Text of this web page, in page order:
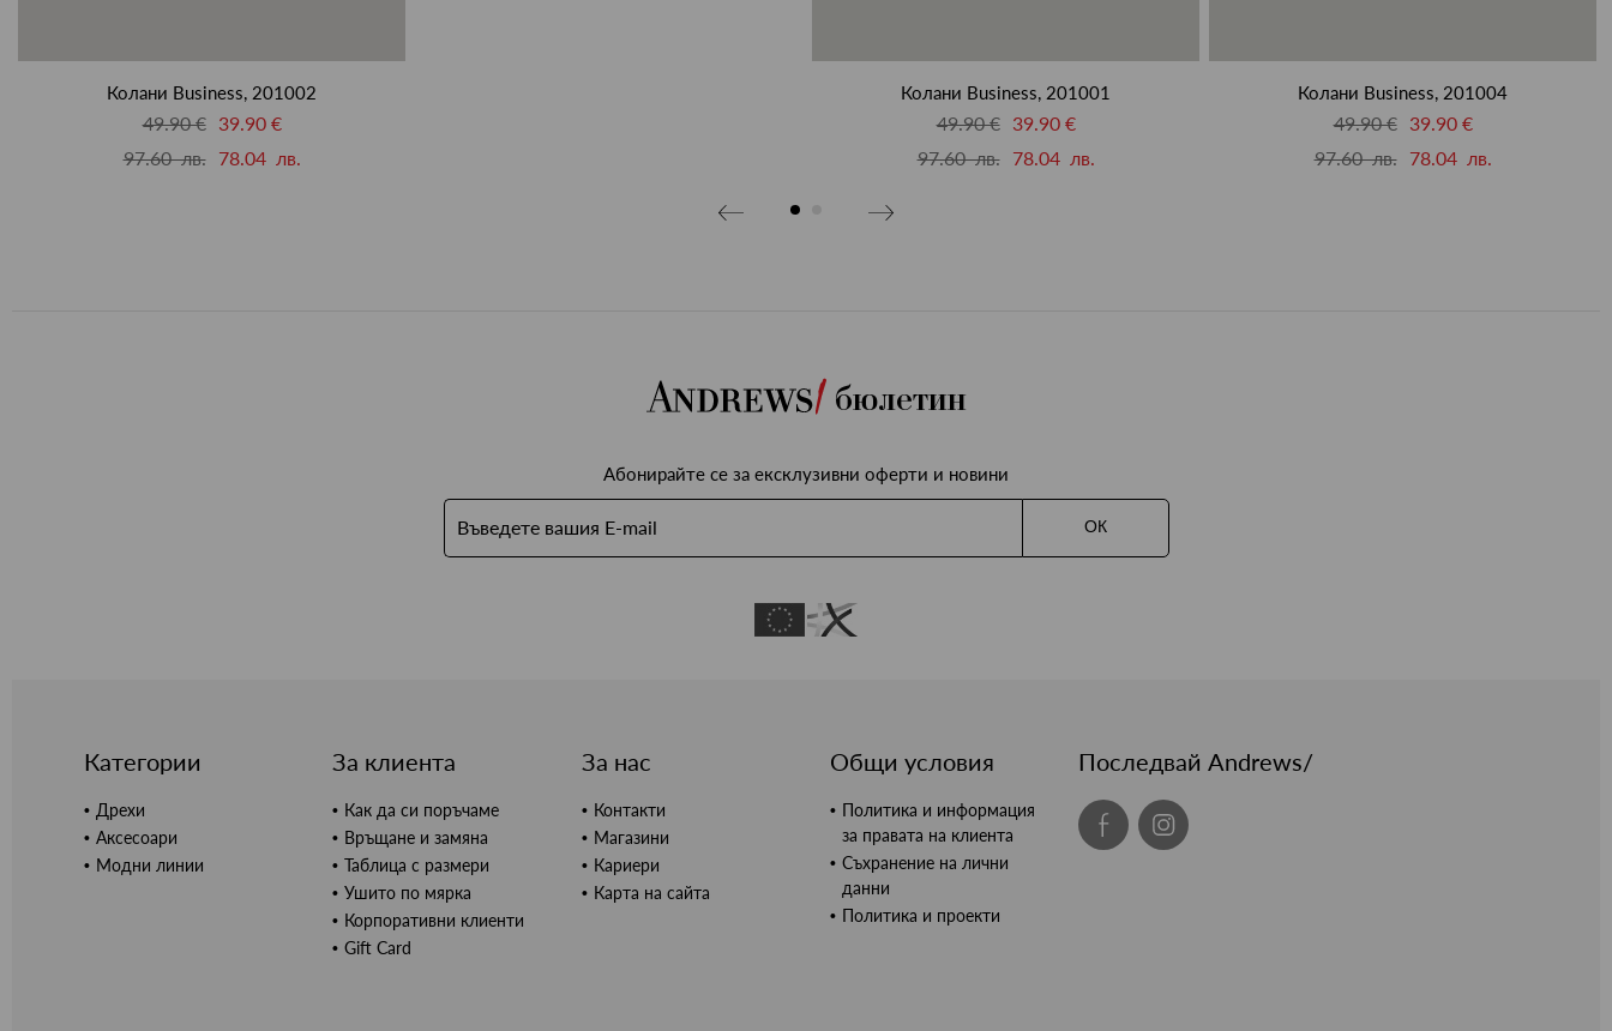
Колани Business, 201002
49.90 €
39.90 €
97.60 лв.
78.04 лв.
Колани Business, 201001
49.90 €
39.90 €
97.60 лв.
78.04 лв.
Колани Business, 201004
49.90 €
39.90 €
97.60 лв.
78.04 лв.
бюлетин
Абонирайте се за ексклузивни оферти и новини
ОК
Категории
Дрехи
Аксесоари
Модни линии
За клиента
Как да си поръчаме
Връщане и замяна
Таблица с размери
Ушито по мярка
Корпоративни клиенти
Gift Card
За нас
Контакти
Магазини
Кариери
Карта на сайта
Общи условия
Политика и информация
за правата на клиента
Съхранение на лични
данни
Политика и проекти
Последвай Andrews/